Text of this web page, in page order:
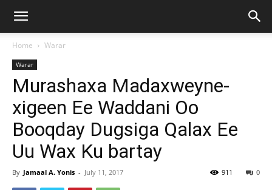
Home Warar
Warar
Murashaxa Madaxweyne-
xigeen Ee Waddani Oo
Booqday Dugsiga Qalax Ee
Uu Wax Ku bartay
By Jamaal A. Yonis - July 11, 2017 0
911